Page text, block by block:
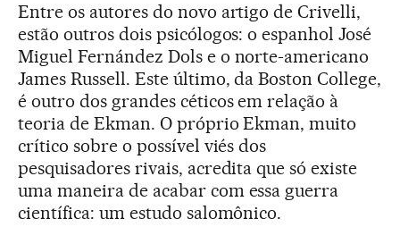
Entre os autores do novo artigo de Crivelli,
estão outros dois psicólogos: o espanhol José
Miguel Fernández Dols e o norte-americano
James Russell. Este último, da Boston College,
é outro dos grandes céticos em relação à
teoria de Ekman. O próprio Ekman, muito
crítico sobre o possível viés dos
pesquisadores rivais, acredita que só existe
uma maneira de acabar com essa guerra
científica: um estudo salomônico.